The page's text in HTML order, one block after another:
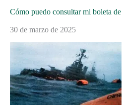
Cómo puedo consultar mi boleta
30 de marzo de 2025